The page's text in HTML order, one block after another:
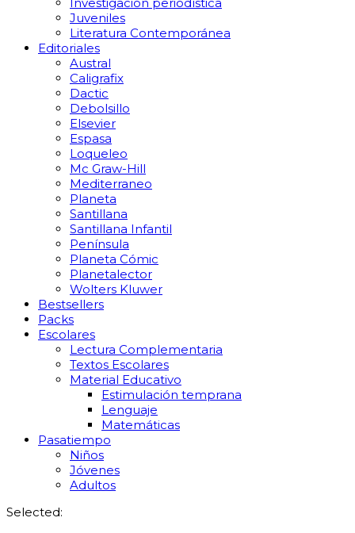
Juveniles
Literatura Contemporánea
Editoriales
Austral
Caligrafix
Dactic
Debolsillo
Elsevier
Espasa
Loqueleo
Mc Graw-Hill
Mediterraneo
Planeta
Santillana
Santillana Infantil
Península
Planeta Cómic
Planetalector
Wolters Kluwer
Bestsellers
Packs
Escolares
Lectura Complementaria
Textos Escolares
Material Educativo
Estimulación temprana
Lenguaje
Matemáticas
Pasatiempo
Niños
Jóvenes
Adultos
Selected: